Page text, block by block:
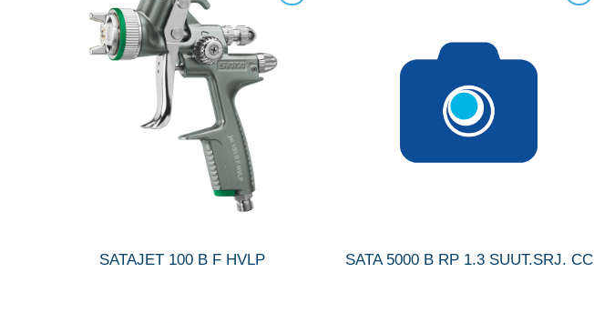
SATAJET 100 B F HVLP SATA 5000 B RP 1.3 SUUT.SRJ. CC